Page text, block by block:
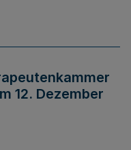
12. Dezember